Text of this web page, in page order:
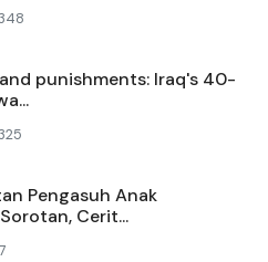
punishments: Iraq's 40-
Pengasuh Anak
Cerit...